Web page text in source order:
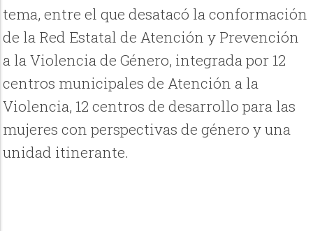
tema, entre el que desatacó la conformación
de la Red Estatal de Atención y Prevención
a la Violencia de Género, integrada por 12
centros municipales de Atención a la
Violencia, 12 centros de desarrollo para las
mujeres con perspectivas de género y una
unidad itinerante.